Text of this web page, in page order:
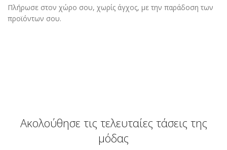
Πλήρωσε στον χώρο σου, χωρίς άγχος, με την παράδοση των
προϊόντων σου.
Ακολούθησε τις τελευταίες τάσεις της
μόδας